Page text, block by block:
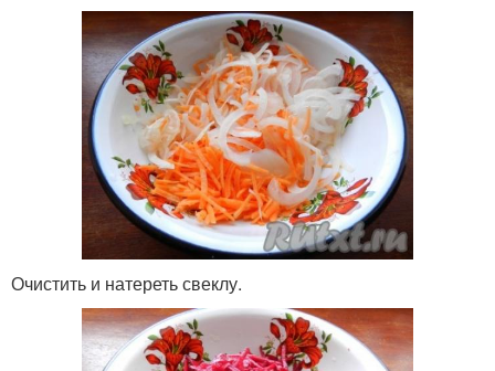
Очистить и натереть свеклу.